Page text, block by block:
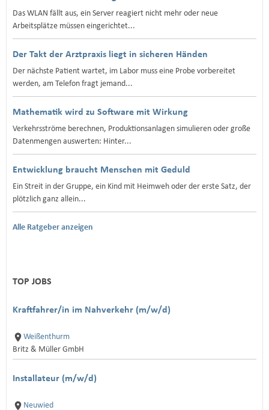
Das WLAN fällt aus, ein Server reagiert nicht mehr oder neue
Arbeitsplätze müssen eingerichtet...
Der Takt der Arztpraxis liegt in sicheren Händen
Der nächste Patient wartet, im Labor muss eine Probe vorbereitet
werden, am Telefon fragt jemand...
Mathematik wird zu Software mit Wirkung
Verkehrsströme berechnen, Produktionsanlagen simulieren oder große
Datenmengen auswerten: Hinter...
Entwicklung braucht Menschen mit Geduld
Ein Streit in der Gruppe, ein Kind mit Heimweh oder der erste Satz, der
plötzlich ganz allein...
Alle Ratgeber anzeigen
TOP JOBS
Kraftfahrer/in im Nahverkehr (m/w/d)
Weißenthurm
Britz & Müller GmbH
Installateur (m/w/d)
Neuwied